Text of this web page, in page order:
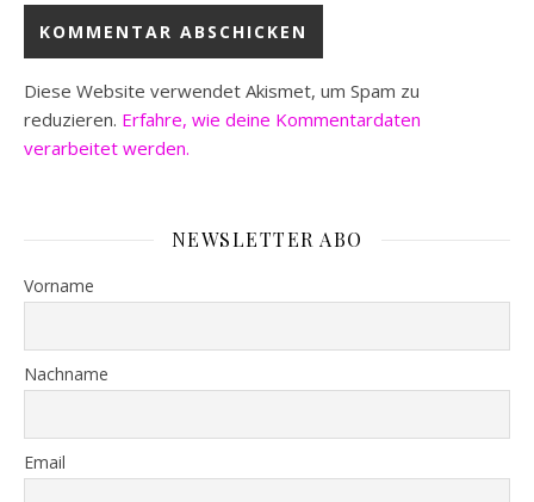
Diese Website verwendet Akismet, um Spam zu
reduzieren. Erfahre, wie deine Kommentardaten
verarbeitet werden.
NEWSLETTER ABO
Vorname
Nachname
Email